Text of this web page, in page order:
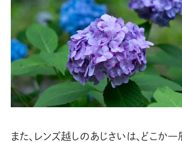
また、レンズ越しのあじさいは、どこか